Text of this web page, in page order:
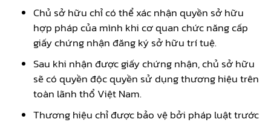
Chủ sở hữu chỉ có thể xác nhận quyền sở hữu
hợp pháp của mình khi cơ quan chức năng cấp
giấy chứng nhận đăng ký sở hữu trí tuệ.
Sau khi nhận được giấy chứng nhận, chủ sở hữu
sẽ có quyền độc quyền sử dụng thương hiệu trên
toàn lãnh thổ Việt Nam.
Thương hiệu chỉ được bảo vệ bởi pháp luật trước